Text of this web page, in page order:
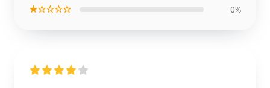
★☆☆☆☆ 0%